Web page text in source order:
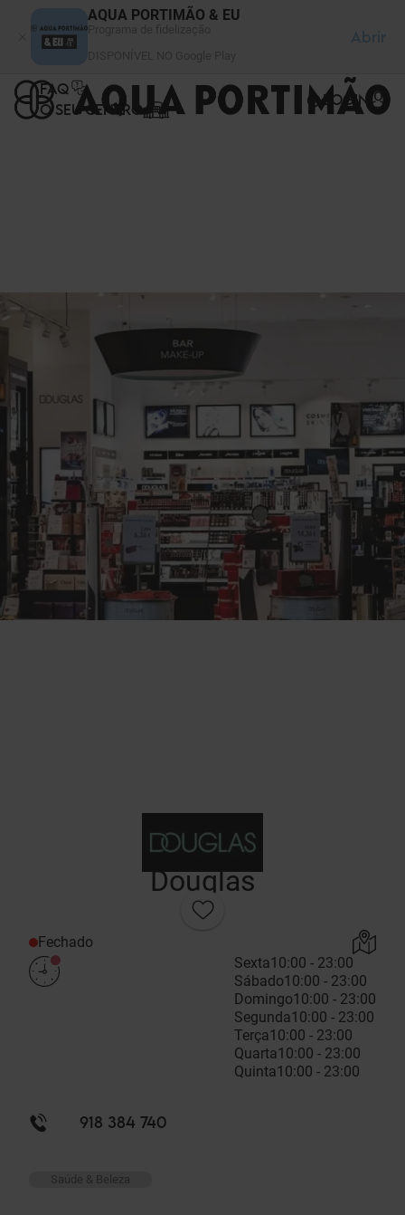
AQUA PORTIMÃO & EU
Abrir
FAQ
O SEU CENTRO
LOGIN
Douglas
Fechado
Sexta10:00 - 23:00
Sábado10:00 - 23:00
Domingo10:00 - 23:00
Segunda10:00 - 23:00
Terça10:00 - 23:00
Quarta10:00 - 23:00
Quinta10:00 - 23:00
918 384 740
Saúde & Beleza
Painel de Gerenciamento de Cookies